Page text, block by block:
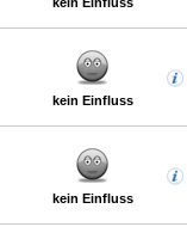
kein Einfluss
kein Einfluss